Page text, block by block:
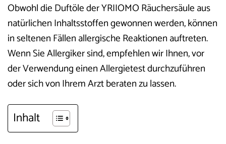
Obwohl die Duftöle der YRIIOMO Räuchersäule aus
natürlichen Inhaltsstoffen gewonnen werden, können
in seltenen Fällen allergische Reaktionen auftreten.
Wenn Sie Allergiker sind, empfehlen wir Ihnen, vor
der Verwendung einen Allergietest durchzuführen
oder sich von Ihrem Arzt beraten zu lassen.
Inhalt